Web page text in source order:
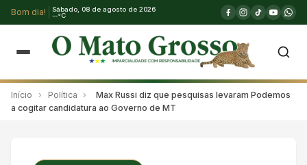
Bom dia!
Sábado, 08 de agosto de 2026
--°C
Início › Política ›
Max Russi diz que pesquisas levaram Podemos
a cogitar candidatura ao Governo de MT